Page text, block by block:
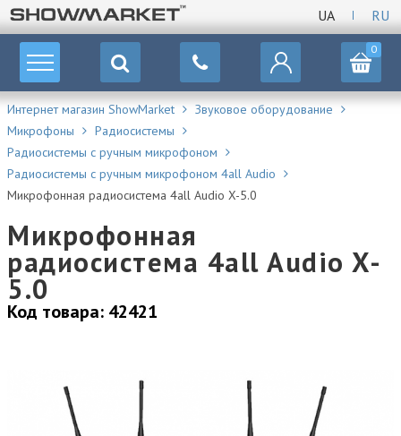
UA RU
0
Интернет магазин ShowMarket
Звуковое оборудование
Микрофоны
Радиосистемы
Радиосистемы с ручным микрофоном
Радиосистемы с ручным микрофоном 4all Audio
Микрофонная радиосистема 4all Audio X-5.0
Микрофонная
радиосистема 4all Audio X-
5.0
Код товара: 42421